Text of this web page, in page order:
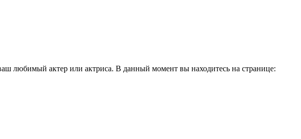
любимый актер или актриса. В данный момент вы находитесь на странице: